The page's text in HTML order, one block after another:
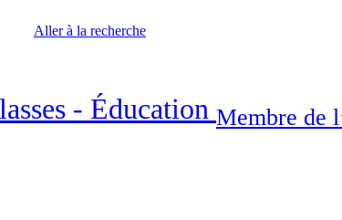
Aller à la recherche
- Éducation Membre de